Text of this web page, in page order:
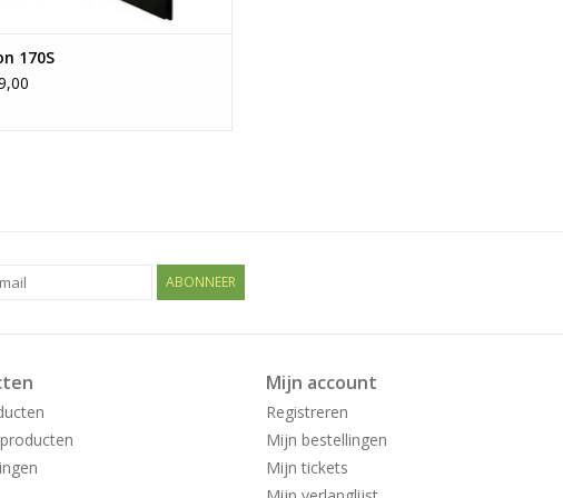
170S
ABONNEER
Mijn account
Registreren
Mijn bestellingen
Mijn tickets